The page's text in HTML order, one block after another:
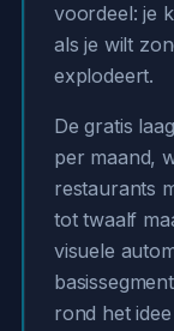
voordeel: je
als je wilt
explodeert.
De gratis
per maand,
restaurants
tot twaalf
visuele
rond het